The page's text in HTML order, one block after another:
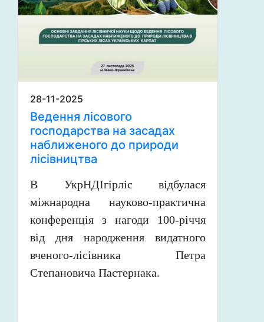
28-11-2025
Ведення лісового
господарства на засадах
наближеного до природи
лісівництва
В УкрНДІгірліс відбулася
міжнародна науково-практична
конференція з нагоди 100-річчя
від дня народження видатного
вченого-лісівника Петра
Степановича Пастернака.